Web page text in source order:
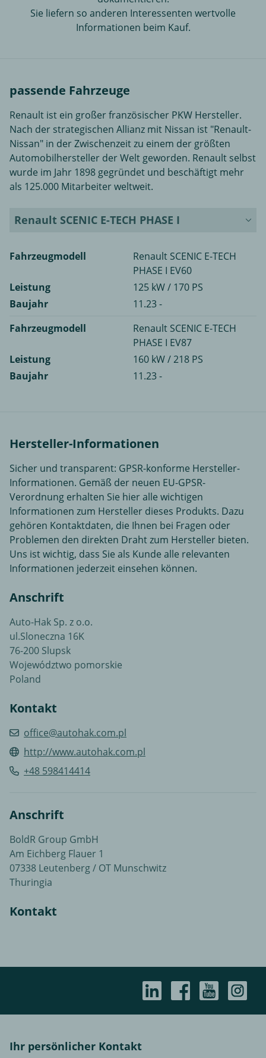
Sie liefern so anderen Interessenten wertvolle
Informationen beim Kauf.
passende Fahrzeuge
Renault ist ein großer französischer PKW Hersteller.
Nach der strategischen Allianz mit Nissan ist "Renault-
Nissan" in der Zwischenzeit zu einem der größten
Automobilhersteller der Welt geworden. Renault selbst
wurde im Jahr 1898 gegründet und beschäftigt mehr
als 125.000 Mitarbeiter weltweit.
Renault SCENIC E-TECH PHASE I
Fahrzeugmodell
Renault SCENIC E-TECH
PHASE I EV60
Leistung
125 kW / 170 PS
Baujahr
11.23 -
Fahrzeugmodell
Renault SCENIC E-TECH
PHASE I EV87
Leistung
160 kW / 218 PS
Baujahr
11.23 -
Hersteller-Informationen
Sicher und transparent: GPSR-konforme Hersteller-
Informationen. Gemäß der neuen EU-GPSR-
Verordnung erhalten Sie hier alle wichtigen
Informationen zum Hersteller dieses Produkts. Dazu
gehören Kontaktdaten, die Ihnen bei Fragen oder
Problemen den direkten Draht zum Hersteller bieten.
Uns ist wichtig, dass Sie als Kunde alle relevanten
Informationen jederzeit einsehen können.
Anschrift
Auto-Hak Sp. z o.o.
ul.Sloneczna 16K
76-200 Slupsk
Województwo pomorskie
Poland
Kontakt
office@autohak.com.pl
http://www.autohak.com.pl
+48 598414414
Anschrift
BoldR Group GmbH
Am Eichberg Flauer 1
07338 Leutenberg / OT Munschwitz
Thuringia
Kontakt
Ihr persönlicher Kontakt